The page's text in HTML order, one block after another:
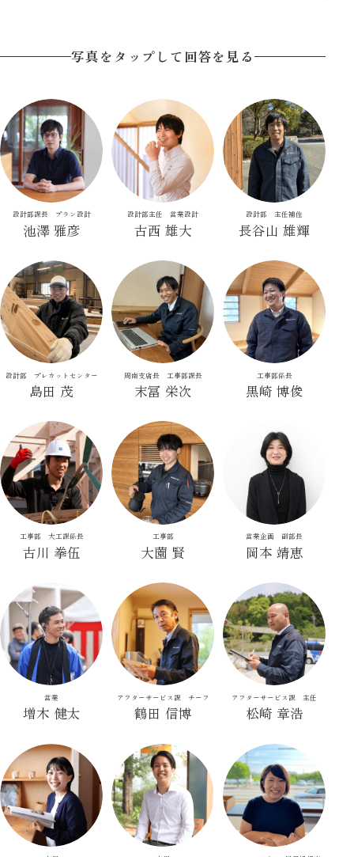
写真をタップして回答を見る
設計部課長 プラン設計
池澤 雅彦
設計部主任 営業設計
古西 雄大
設計部 主任補佐
長谷山 雄輝
設計部 プレカットセンター
島田 茂
周南支店長 工事部課長
末冨 栄次
工事部係長
黒崎 博俊
工事部 大工課係長
古川 拳伍
工事部
大薗 賢
営業企画 副部長
岡本 靖恵
営業
増木 健太
アフターサービス課 チーフ
鶴田 信博
アフターサービス課 主任
松崎 章浩